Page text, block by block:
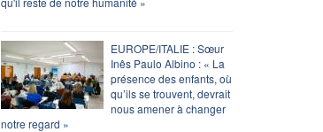
EUROPE/ITALIE : Sœur
Inês Paulo Albino : « La
présence des enfants, où
qu’ils se trouvent, devrait
nous amener à changer
notre regard »